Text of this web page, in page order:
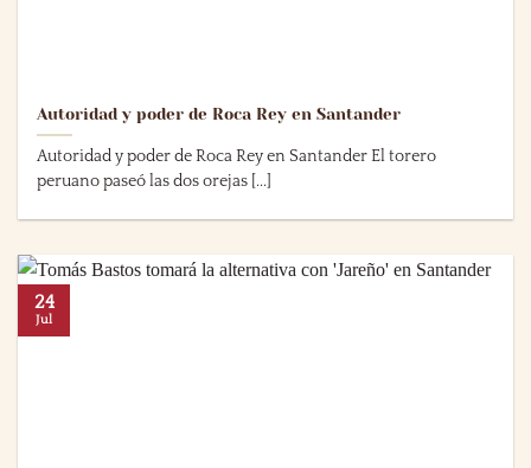
Autoridad y poder de Roca Rey en Santander
Autoridad y poder de Roca Rey en Santander El torero
peruano paseó las dos orejas [...]
24
Jul